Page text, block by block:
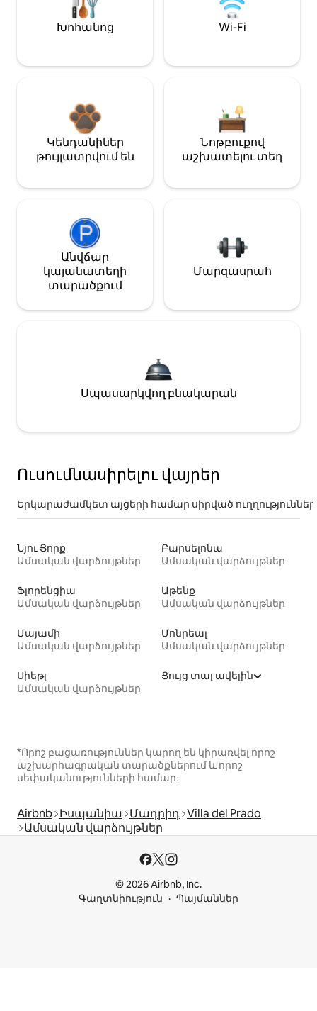
Խոհանոց Wi-Fi
Կենդանիներ
թույլատրվում են
Նոթբուքով
աշխատելու տեղ
Անվճար
կայանատեղի
տարածքում
Մարզասրահ
Սպասարկվող բնակարան
Ուսումնասիրելու վայրեր
Երկարաժամկետ այցերի համար սիրված ուղղություններ
Նյու Յորք
Ամսական վարձույթներ
Բարսելոնա
Ամսական վարձույթներ
Ֆլորենցիա
Ամսական վարձույթներ
Աթենք
Ամսական վարձույթներ
Մայամի
Ամսական վարձույթներ
Մոնրեալ
Ամսական վարձույթներ
Սիեթլ
Ամսական վարձույթներ
Ցույց տալ ավելին
*Որոշ բացառություններ կարող են կիրառվել որոշ
աշխարհագրական տարածքներում և որոշ
սեփականությունների համար։
Airbnb Իսպանիա Մադրիդ Villa del Prado
Ամսական վարձույթներ
© 2026 Airbnb, Inc.
Գաղտնիություն
Պայմաններ